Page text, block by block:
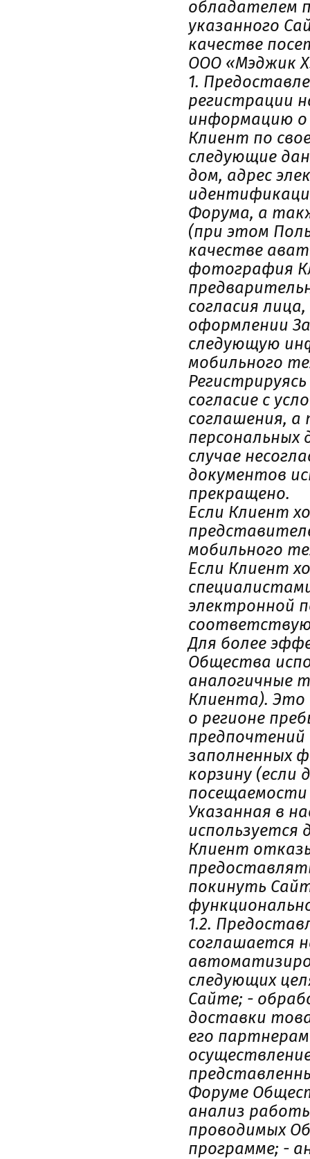
обладателем
указанного
качестве
ООО «Мэджик
1.
регистрации
информацию о
Клиент по
следующие
дом, адрес
Форума, а
(при этом
качестве
фотография
согласия
оформлении
следующую
мобильного
согласие с
соглашения,
персональных
случае
документов
прекращено.
Если Клиент
мобильного
Если Клиент
электронной
Для более
Общества
аналогичные
Клиента). Это
о регионе
заполненных
корзину (если
Указанная в
используется
Клиент
покинуть
1.2.
соглашается
следующих
Сайте; -
доставки
его
Форуме
анализ
проводимых
программе; -